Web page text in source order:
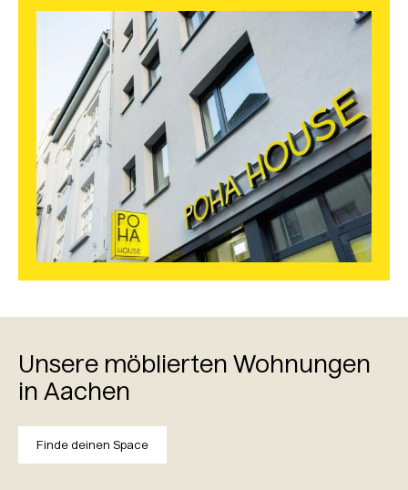
Unsere möblierten Wohnungen
in Aachen
Finde deinen Space